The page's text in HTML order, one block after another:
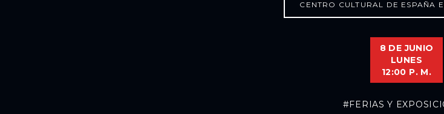
CENTRO CULTURAL DE ESPAÑA
8 DE JUNIO
LUNES
12:00 P. M.
#FERIAS Y